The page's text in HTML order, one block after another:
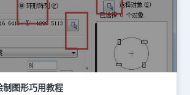
数，生成三维的阵列。 在浩辰CAD绘图软件
形阵列功能的时候，作为CAD制图初学入门者，
需要，选择适合的方法来操作。
图形巧用教程